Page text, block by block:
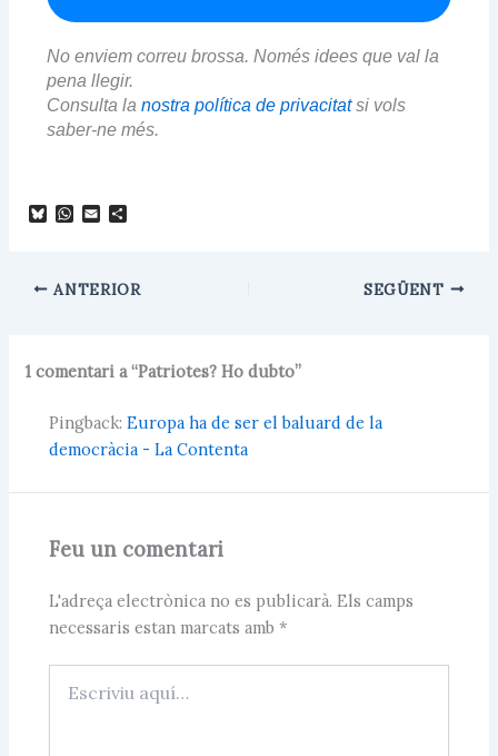
No enviem correu brossa. Només idees que val la
pena llegir.
Consulta lanostra política de privacitatsi vols
saber-ne més.
B
s
W
s
E
l
a
x
ANTERIOR SEGÜENT
1 comentari a “Patriotes? Ho dubto”
Pingback:Europa ha de ser el baluard de la
democràcia - La Contenta
Feu un comentari
L'adreça electrònica no es publicarà. Els camps
necessaris estan marcats amb*
aquí…